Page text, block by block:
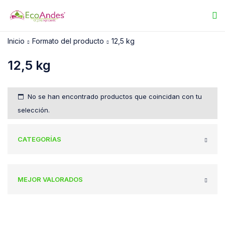
12,5 kg
Inicio Formato del producto 12,5 kg
No se han encontrado productos que coincidan con tu
selección.
CATEGORÍAS
MEJOR VALORADOS